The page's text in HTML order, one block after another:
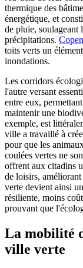
thermique des
énergétique, et
de pluie, soulageant
précipitations.
toits verts un
inondations.
Les corridors
l'autre versant
entre eux,
maintenir une
exemple, est
ville a travaillé à
pour que les
coulées vertes ne
offrent aux citadins
de loisirs,
verte devient ainsi
résiliente, moins
prouvant que
La mobilité
ville verte